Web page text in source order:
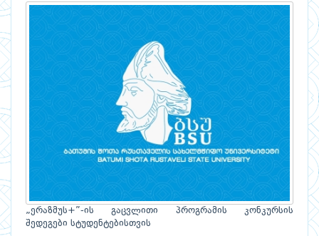
„ერაზმუს+”-ის გაცვლითი პროგრამის კონკურსის
შედეგები სტუდენტებისთვის